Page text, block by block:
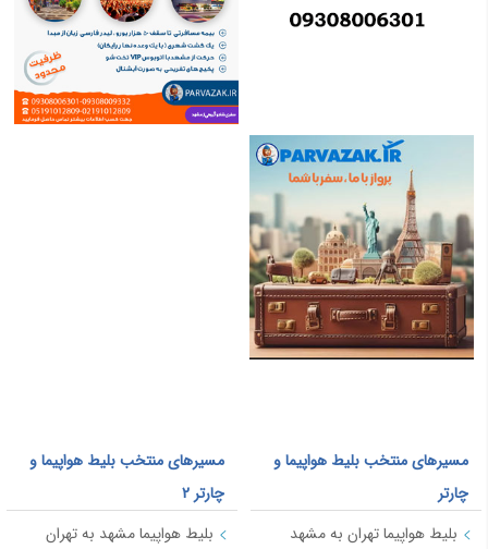
مسیرهای منتخب بلیط هواپیما و
چارتر
بلیط هواپیما تهران به مشهد
مسیرهای منتخب بلیط هواپیما و
چارتر 2
بلیط هواپیما مشهد به تهران